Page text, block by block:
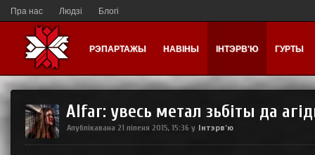
Пра нас Людзі Блогі
РЭПАРТАЖЫ НАВІНЫ ІНТЭРВ'Ю ГУРТЫ
Alfar: увесь метал зьбіты да
Апублікавана 21 ліпеня 2015, 15:36 у Інтэрв'ю